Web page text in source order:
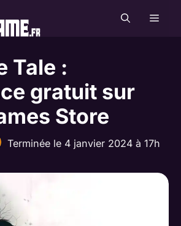
Tale :
gratuit sur
Store
Terminée le 4 janvier 2024 à 17h